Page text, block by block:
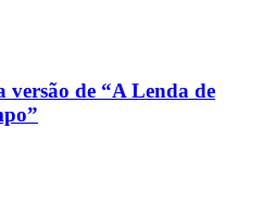
de “A Lenda de